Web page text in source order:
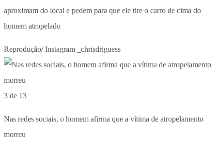
aproximam do local e pedem para que ele tire o carro de cima do
homem atropelado
Reprodução/ Instagram _chrisdriguess
3 de 13
Nas redes sociais, o homem afirma que a vítima de atropelamento
morreu